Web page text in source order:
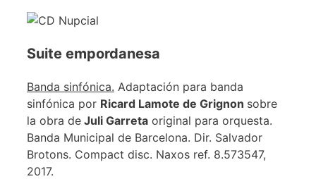
Suite empordanesa
Banda sinfónica. Adaptación para banda
sinfónica por Ricard Lamote de Grignon sobre
la obra de Juli Garreta original para orquesta.
Banda Municipal de Barcelona. Dir. Salvador
Brotons. Compact disc. Naxos ref. 8.573547,
2017.